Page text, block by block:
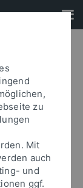
an um sich
zu
Mit
auch
und
ggf.